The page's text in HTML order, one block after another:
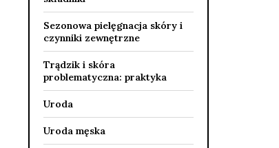
Sezonowa pielęgnacja skóry i
czynniki zewnętrzne
Trądzik i skóra
problematyczna: praktyka
Uroda
Uroda męska